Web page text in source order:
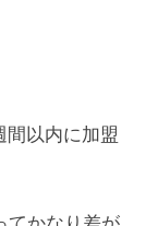
間以内に加盟